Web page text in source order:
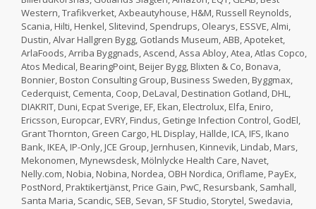
Western, Trafikverket, Axbeautyhouse, H&M, Russell Reynolds,
Scania, Hilti, Henkel, Slitevind, Spendrups, Olearys, ESSVE, Almi,
Dustin, Alvar Hallgren Bygg, Gotlands Museum, ABB, Apoteket,
ArlaFoods, Arriba Byggnads, Ascend, Assa Abloy, Atea, Atlas Copco,
Atos Medical, BearingPoint, Beijer Bygg, Blixten & Co, Bonava,
Bonnier, Boston Consulting Group, Business Sweden, Byggmax,
Cederquist, Cementa, Coop, DeLaval, Destination Gotland, DHL,
DIAKRIT, Duni, Ecpat Sverige, EF, Ekan, Electrolux, Elfa, Eniro,
Ericsson, Europcar, EVRY, Findus, Getinge Infection Control, GodEl,
Grant Thornton, Green Cargo, HL Display, Hällde, ICA, IFS, Ikano
Bank, IKEA, IP-Only, JCE Group, Jernhusen, Kinnevik, Lindab, Mars,
Mekonomen, Mynewsdesk, Mölnlycke Health Care, Navet,
Nelly.com, Nobia, Nobina, Nordea, OBH Nordica, Oriflame, PayEx,
PostNord, Praktikertjänst, Price Gain, PwC, Resursbank, Samhall,
Santa Maria, Scandic, SEB, Sevan, SF Studio, Storytel, Swedavia,